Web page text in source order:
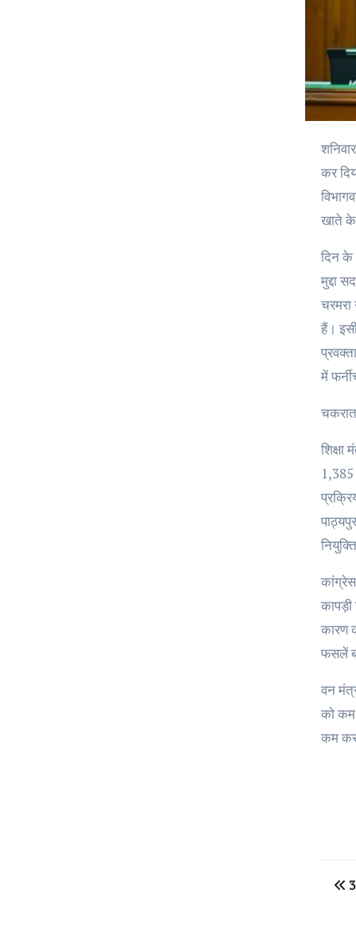
शनिवार को राज्य का बजट- 2025-26 पारित होने के बाद स्पीकर ऋतु खंडूरी भूषण ने विधानसभा का बजट सत्र अनिश्चित काल के लिए स्थगित
कर
खाते
दिन के
मुद्दा
हैं।
में
1,385
कारण
फसलें
वन
को कम
कम